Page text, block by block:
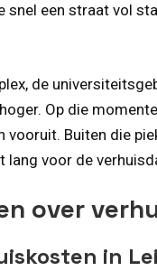
snel een straat vol
de
Op die
Buiten die
lang voor de
over
in